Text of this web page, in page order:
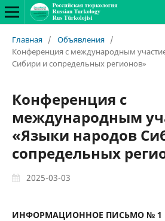
Главная / Объявления /
Конференция с международным
Сибири и сопредельных регионов»
Конференция с
международным
«Языки народов
сопредельных
2025-03-03
ИНФОРМАЦИОННОЕ ПИСЬМО № 1